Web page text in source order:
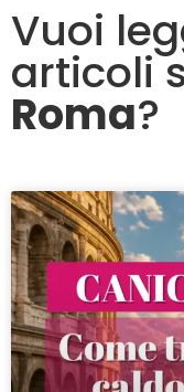
Vuoi
articoli
Roma?